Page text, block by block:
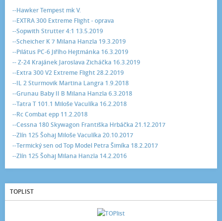
--Hawker Tempest mk V.
--EXTRA 300 Extreme Flight - oprava
--Sopwith Strutter 4:1 13.5.2019
--Scheicher K 7 Milana Hanzla 19.3.2019
--Pilátus PC-6 Jiřího Hejtmánka 16.3.2019
-- Z-24 Krajánek Jaroslava Zicháčka 16.3.2019
--Extra 300 V2 Extreme Flight 28.2.2019
--IL 2 Sturmovik Martina Langra 1.9.2018
--Grunau Baby II B Milana Hanzla 6.3.2018
--Tatra T 101.1 Miloše Vaculíka 16.2.2018
--Rc Combat epp 11.2.2018
--Cessna 180 Skywagon Františka Hrbáčka 21.12.2017
--Zlín 125 Šohaj Miloše Vaculíka 20.10.2017
--Termický sen od Top Model Petra Šimíka 18.2.2017
--Zlín 125 Šohaj Milana Hanzla 14.2.2016
TOPLIST